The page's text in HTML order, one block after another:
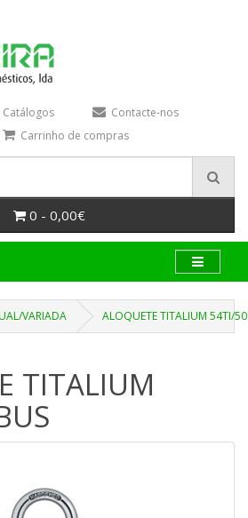
Catálogos
Contacte-nos
Carrinho de compras
0 - 0,00€
VARIADA ALOQUETE TITALIUM 54TI/
TITALIUM